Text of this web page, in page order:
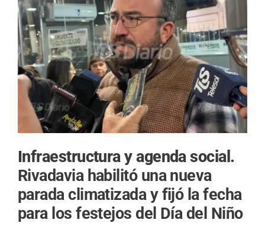
Infraestructura y agenda social.
Rivadavia habilitó una nueva
parada climatizada y fijó la fecha
para los festejos del Día del Niño